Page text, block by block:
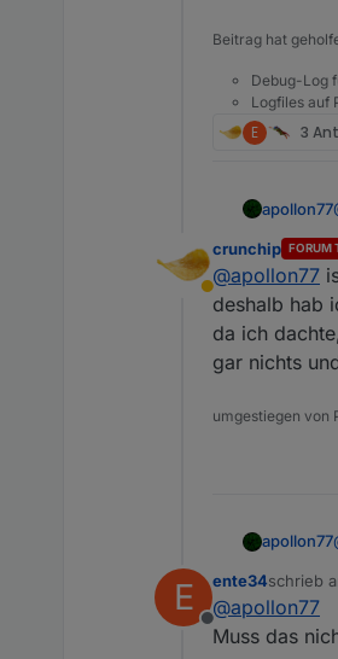
Beitrag hat
Debug-Log
Logfiles auf
E 3
apollon77
Abwesend
crunchip FORUM
@apollon77
deshalb hab
da ich
gar nichts
umgestiegen von
apollon77
E
Offline
ente34schrieb
zuletzt
@apollon77
Muss das